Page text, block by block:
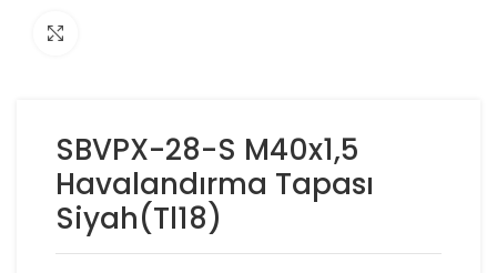
SBVPX-28-S M40x1,5
Havalandırma Tapası
Siyah(Tl18)